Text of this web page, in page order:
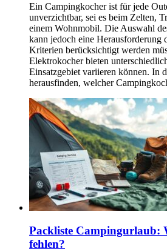
Ein Campingkocher ist für jede
unverzichtbar, sei es beim Zelten,
einem Wohnmobil. Die Auswahl
kann jedoch eine Herausforderung
Kriterien berücksichtigt werden
Elektrokocher bieten
Einsatzgebiet variieren können. In
herausfinden, welcher
Packliste Campingurlaub:
fehlen?